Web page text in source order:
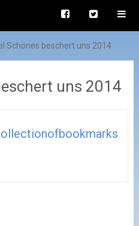
Schönes beschert uns 2014
uns 2014